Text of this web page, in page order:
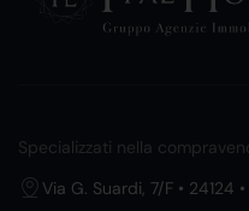
Specializzati nella
Via G. Suardi, 7/F • 24124